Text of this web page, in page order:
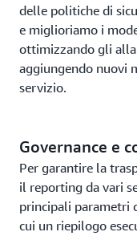
delle politiche di
e miglioriamo i
ottimizzando gli
aggiungendo nuovi
servizio.
Governance e
Per garantire la
il reporting da vari
principali parametri
cui un riepilogo